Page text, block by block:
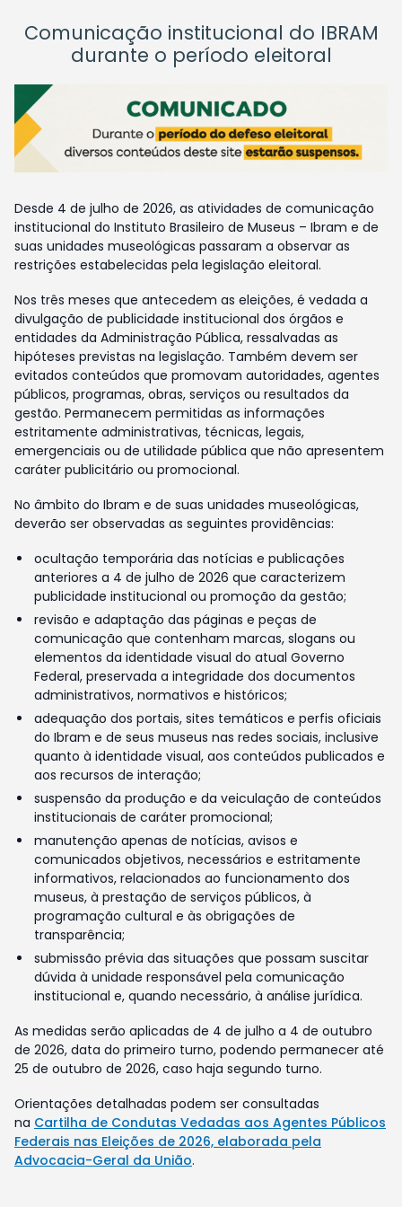
Comunicação institucional do IBRAM
durante o período eleitoral
Desde 4 de julho de 2026, as atividades de comunicação
institucional do Instituto Brasileiro de Museus – Ibram e de
suas unidades museológicas passaram a observar as
restrições estabelecidas pela legislação eleitoral.
Nos três meses que antecedem as eleições, é vedada a
divulgação de publicidade institucional dos órgãos e
entidades da Administração Pública, ressalvadas as
hipóteses previstas na legislação. Também devem ser
evitados conteúdos que promovam autoridades, agentes
públicos, programas, obras, serviços ou resultados da
gestão. Permanecem permitidas as informações
estritamente administrativas, técnicas, legais,
emergenciais ou de utilidade pública que não apresentem
caráter publicitário ou promocional.
No âmbito do Ibram e de suas unidades museológicas,
deverão ser observadas as seguintes providências:
ocultação temporária das notícias e publicações
anteriores a 4 de julho de 2026 que caracterizem
publicidade institucional ou promoção da gestão;
revisão e adaptação das páginas e peças de
comunicação que contenham marcas, slogans ou
elementos da identidade visual do atual Governo
Federal, preservada a integridade dos documentos
administrativos, normativos e históricos;
adequação dos portais, sites temáticos e perfis oficiais
do Ibram e de seus museus nas redes sociais, inclusive
quanto à identidade visual, aos conteúdos publicados e
aos recursos de interação;
suspensão da produção e da veiculação de conteúdos
institucionais de caráter promocional;
manutenção apenas de notícias, avisos e
comunicados objetivos, necessários e estritamente
informativos, relacionados ao funcionamento dos
museus, à prestação de serviços públicos, à
programação cultural e às obrigações de
transparência;
submissão prévia das situações que possam suscitar
dúvida à unidade responsável pela comunicação
institucional e, quando necessário, à análise jurídica.
As medidas serão aplicadas de 4 de julho a 4 de outubro
de 2026, data do primeiro turno, podendo permanecer até
25 de outubro de 2026, caso haja segundo turno.
Orientações detalhadas podem ser consultadas
na Cartilha de Condutas Vedadas aos Agentes Públicos
Federais nas Eleições de 2026, elaborada pela
Advocacia-Geral da União.